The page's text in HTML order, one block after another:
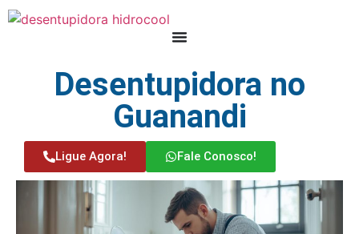
Desentupidora no
Guanandi
Ligue Agora! Fale Conosco!